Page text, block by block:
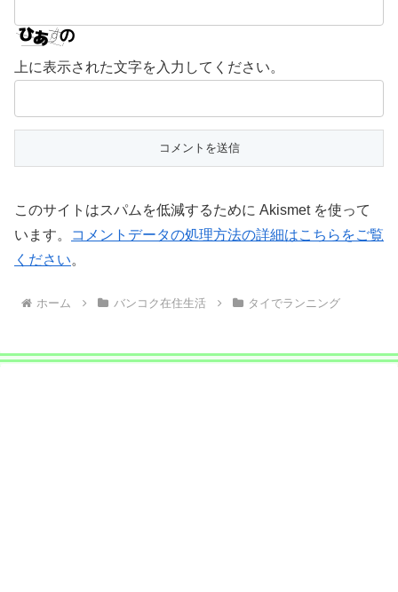
上に表示された文字を入力してください。
このサイトはスパムを低減するために Akismet を使って
います。
コメントデータの処理方法の詳細はこちらをご覧
ください。
ホーム バンコク在住生活 タイでランニング